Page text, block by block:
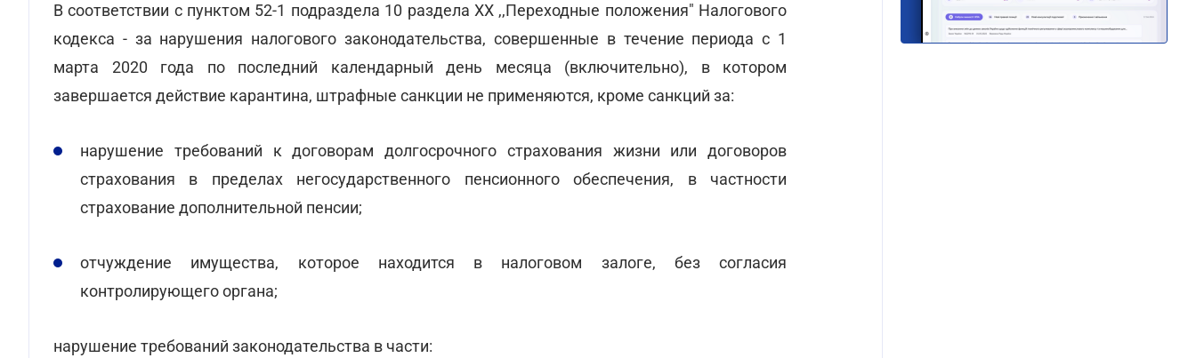
В соответствии с пунктом 52-1 подраздела 10 раздела ХХ ,,Переходные положения" Налогового
кодекса - за нарушения налогового законодательства, совершенные в течение периода с 1
марта 2020 года по последний календарный день месяца (включительно), в котором
завершается действие карантина, штрафные санкции не применяются, кроме санкций за:
нарушение требований к договорам долгосрочного страхования жизни или договоров
страхования в пределах негосударственного пенсионного обеспечения, в частности
страхование дополнительной пенсии;
отчуждение имущества, которое находится в налоговом залоге, без согласия
контролирующего органа;
нарушение требований законодательства в части: